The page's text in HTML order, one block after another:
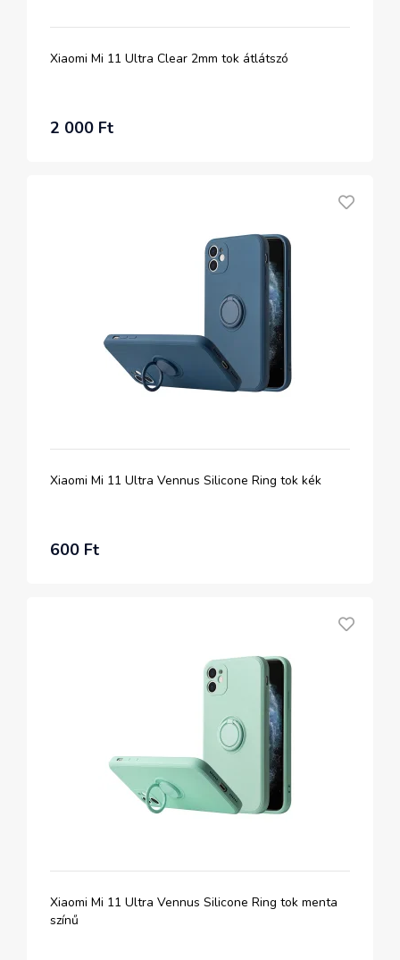
Xiaomi Mi 11 Ultra Clear 2mm tok átlátszó
2 000 Ft
Xiaomi Mi 11 Ultra Vennus Silicone Ring tok kék
600 Ft
Xiaomi Mi 11 Ultra Vennus Silicone Ring tok menta
színű